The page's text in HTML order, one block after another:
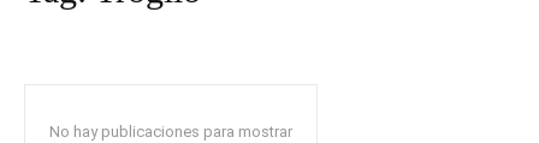
No hay publicaciones para mostrar